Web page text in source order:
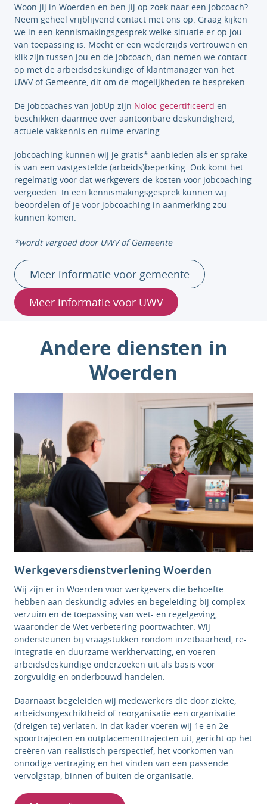
Woon jij in Woerden en ben jij op zoek naar een jobcoach?
Neem geheel vrijblijvend contact met ons op. Graag kijken
we in een kennismakingsgesprek welke situatie er op jou
van toepassing is. Mocht er een wederzijds vertrouwen en
klik zijn tussen jou en de jobcoach, dan nemen we contact
op met de arbeidsdeskundige of klantmanager van het
UWV of Gemeente, dit om de mogelijkheden te bespreken.
De jobcoaches van JobUp zijn Noloc-gecertificeerd en
beschikken daarmee over aantoonbare deskundigheid,
actuele vakkennis en ruime ervaring.
Jobcoaching kunnen wij je gratis* aanbieden als er sprake
is van een vastgestelde (arbeids)beperking. Ook komt het
regelmatig voor dat werkgevers de kosten voor jobcoaching
vergoeden. In een kennismakingsgesprek kunnen wij
beoordelen of je voor jobcoaching in aanmerking zou
kunnen komen.
*wordt vergoed door UWV of Gemeente
Meer informatie voor gemeente
Meer informatie voor UWV
Andere diensten in
Woerden
Werkgeversdienstverlening Woerden
Wij zijn er in Woerden voor werkgevers die behoefte
hebben aan deskundig advies en begeleiding bij complex
verzuim en de toepassing van wet- en regelgeving,
waaronder de Wet verbetering poortwachter. Wij
ondersteunen bij vraagstukken rondom inzetbaarheid, re-
integratie en duurzame werkhervatting, en voeren
arbeidsdeskundige onderzoeken uit als basis voor
zorgvuldig en onderbouwd handelen.
Daarnaast begeleiden wij medewerkers die door ziekte,
arbeidsongeschiktheid of reorganisatie een organisatie
(dreigen te) verlaten. In dat kader voeren wij 1e en 2e
spoortrajecten en outplacementtrajecten uit, gericht op het
creëren van realistisch perspectief, het voorkomen van
onnodige vertraging en het vinden van een passende
vervolgstap, binnen of buiten de organisatie.